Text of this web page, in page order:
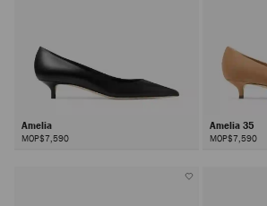
Amelia
MOP$7,590
Amelia 35
MOP$7,590